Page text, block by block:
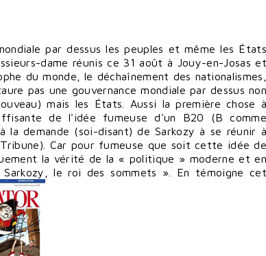
par dessus les peuples et même les États
dame réunis ce 31 août à Jouy-en-Josas et
du monde, le déchaînement des nationalismes,
pas une gouvernance mondiale par dessus non
mais les États. Aussi la première chose à
de l'idée fumeuse d'un B20 (B comme
la demande (soi-disant) de Sarkozy à se réunir à
Car pour fumeuse que soit cette idée de
la vérité de la « politique » moderne et en
le roi des sommets ». En témoigne cet